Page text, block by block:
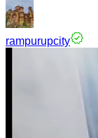
rampurupcity